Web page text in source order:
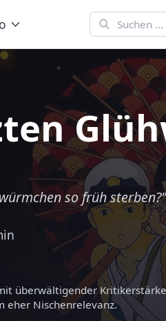
so früh sterben?"
überwältigender
eher Nischenrelevanz.